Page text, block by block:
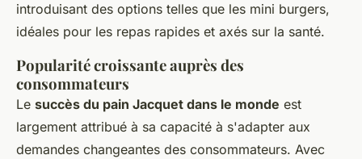
introduisant des options telles que les mini burgers,
idéales pour les repas rapides et axés sur la santé.
Popularité croissante auprès des
consommateurs
Le succès du pain Jacquet dans le monde est
largement attribué à sa capacité à s'adapter aux
demandes changeantes des consommateurs. Avec